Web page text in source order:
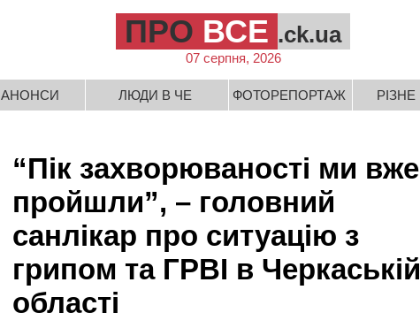
ПРО ВСЕ .ck.ua
07 серпня, 2026
АНОНСИ ЛЮДИ В ЧЕ ФОТОРЕПОРТАЖ РІЗНЕ
“Пік захворюваності ми вже
пройшли”, – головний
санлікар про ситуацію з
грипом та ГРВІ в Черкаській
області